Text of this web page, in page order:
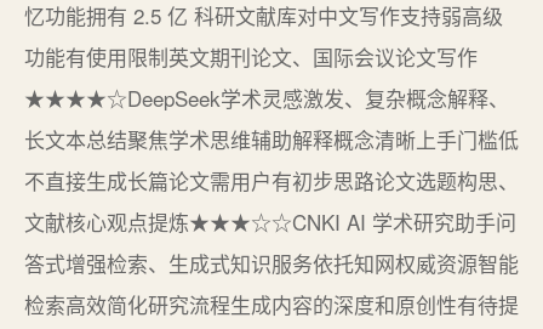
忆功能拥有 2.5 亿 科研文献库对中文写作支持弱高级
功能有使用限制英文期刊论文、国际会议论文写作
★★★★☆DeepSeek学术灵感激发、复杂概念解释、
长文本总结聚焦学术思维辅助解释概念清晰上手门槛低
不直接生成长篇论文需用户有初步思路论文选题构思、
文献核心观点提炼★★★☆☆CNKI AI 学术研究助手问
答式增强检索、生成式知识服务依托知网权威资源智能
检索高效简化研究流程生成内容的深度和原创性有待提